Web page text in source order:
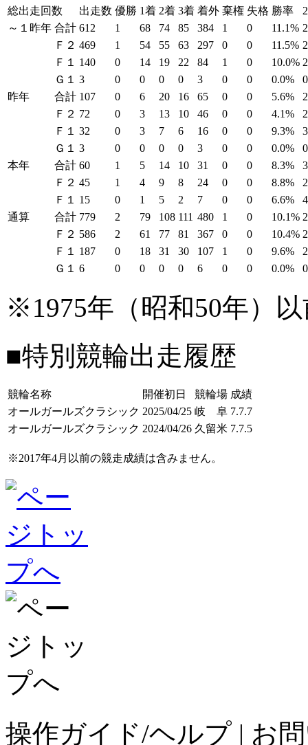
総出走回数 出走数 優勝 1着 2着 3着 着外 棄権 失格 勝率
～１昨年 合計 612 1 68 74 85 384 1 0 11.1%
Ｆ２ 469 1 54 55 63 297 0 0 11.5%
Ｆ１
140 0 14 19 22 84 1 0 10.0%
Ｇ１
3 0 0 0 0 3 0 0 0.0%
昨年
合計 107 0 6 20 16 65 0 0 5.6%
Ｆ２ 72 0 3 13 10 46 0 0 4.1%
Ｆ１
32 0 3 7 6 16 0 0 9.3%
Ｇ１
3 0 0 0 0 3 0 0 0.0%
本年
合計 60 1 5 14 10 31 0 0 8.3%
Ｆ２ 45 1 4 9 8 24 0 0 8.8%
Ｆ１
15 0 1 5 2 7 0 0 6.6%
通算
合計 779 2 79 108 111 480 1 0 10.1%
Ｆ２ 586 2 61 77 81 367 0 0 10.4%
Ｆ１
187 0 18 31 30 107 1 0 9.6%
Ｇ１
6 0 0 0 0 6 0 0 0.0%
※1975年（昭和50年）
■特別競輪出走履歴
競輪名称 開催初日 競輪場 成績
オールガールズクラシック 2025/04/25 岐 阜 7.7.7
オールガールズクラシック 2024/04/26 久留米 7.7.5
※2017年4月以前の競走成績は含みません。
操作ガイド/ヘルプ | お